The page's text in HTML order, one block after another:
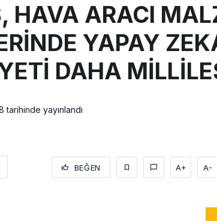
HAVA ARACI
YAPAY
DAHA
tarihinde yayınlandı
BEĞEN A+ A-